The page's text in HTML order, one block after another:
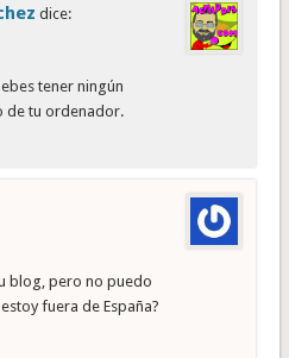
dice:
tener ningún
de tu ordenador.
blog, pero no puedo
fuera de España?